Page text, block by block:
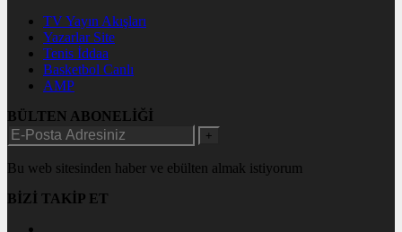
TV Yayın Akışları
Yazarlar Site
Tenis İddaa
Basketbol Canlı
AMP
BÜLTEN ABONELİĞİ
+
Bu web sitesinden haber ve ebülten almak istiyorum
BİZİ TAKİP ET